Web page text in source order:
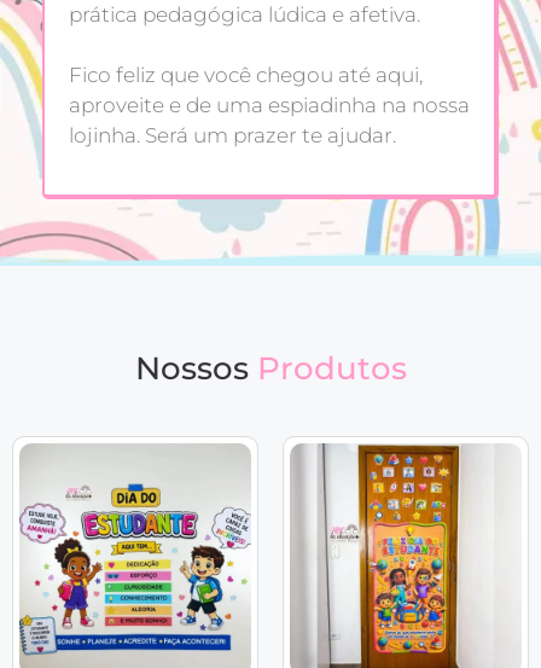
prática pedagógica lúdica e afetiva.
Fico feliz que você chegou até aqui,
aproveite e de uma espiadinha na nossa
lojinha. Será um prazer te ajudar.
Nossos Produtos